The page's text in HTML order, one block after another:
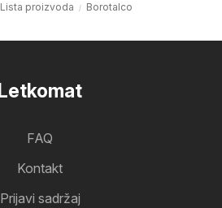
Lista proizvoda Borotalco
Letkomat
FAQ
Kontakt
Prijavi sadržaj